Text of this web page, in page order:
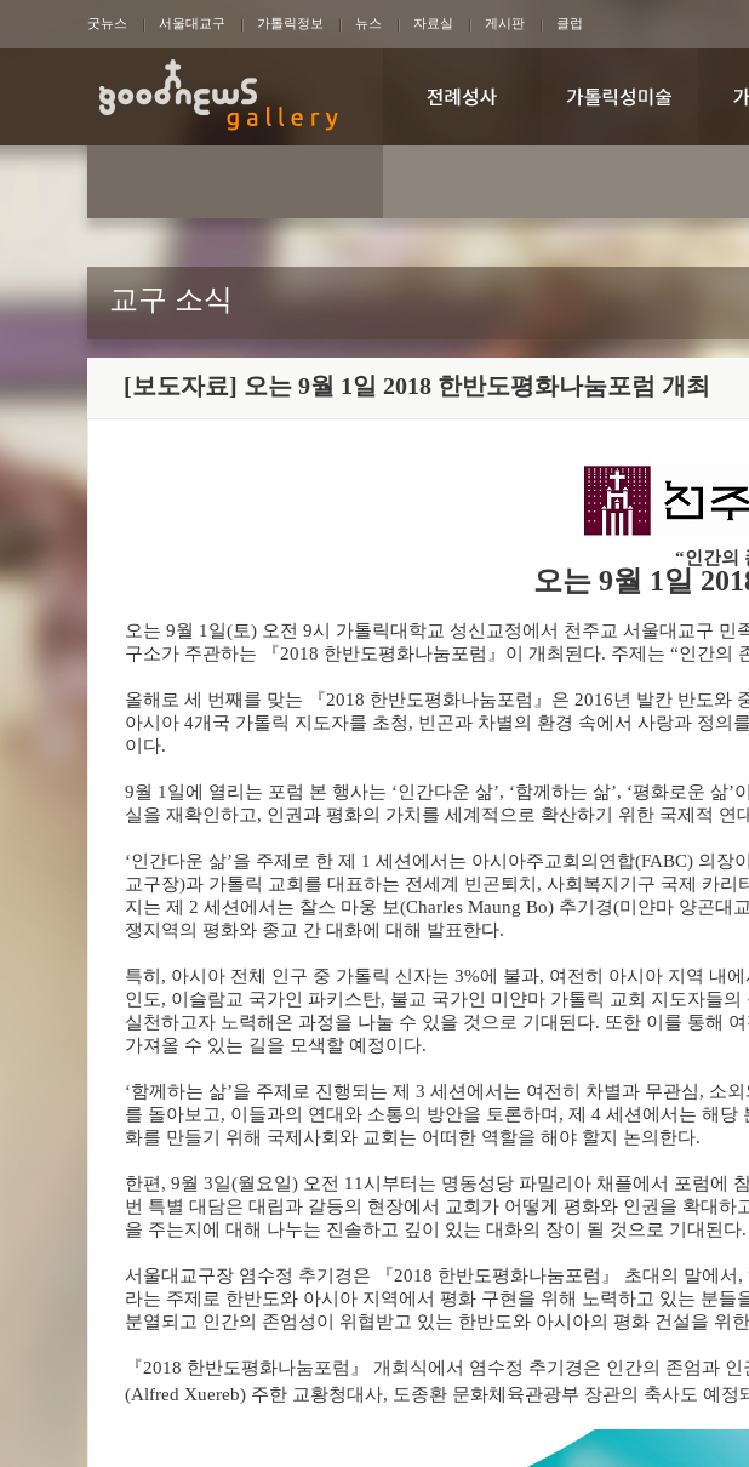
굿뉴스 서울대교구 가톨릭정보 뉴스 자료실 게시판 클럽
교구 소식
[보도자료] 오는 9월 1일 2018 한반도평화나눔포럼 개최
“인간의
오는 9월 1일
오는 9월 1 일(토) 오전 9시 가톨릭대학교 성신교정에서 천주교 서울대교구 민
구소가 주관하는
『2018 한반도평화나눔포럼 』 이 개최된다. 주제는 “인간의
올해로 세 번째를 맞는 『2018 한반도평화나눔포럼 』 은 2016년 발칸 반도와
아시아 4개국 가톨릭 지도자를 초청, 빈곤과 차별의 환경 속에서 사랑과 정의
이다.
9월 1 일에 열리는 포럼 본 행사는 ‘인간다운 삶’, ‘함께하는 삶’, ‘평화로운 삶’
실을 재확인하고, 인권과 평화의 가치를 세계적으로 확산하기 위한 국제적 연
‘인간다운 삶’을 주제로 한 제 1 세션에서는 아시아주교회의연합(FABC) 의장
교구장)과 가톨릭 교회를 대표하는 전세계 빈곤퇴치 , 사회복지기구 국제 카리
지는 제 2 세션에서는 찰스 마웅 보(Charles Maung Bo) 추기경(미얀마 양곤대
쟁지역의 평화와 종교 간 대화에 대해 발표한다.
특히 , 아시아 전체 인구 중 가톨릭 신자는 3%에 불과, 여전히 아시아 지역 내
인도, 이슬람교 국가인 파키스탄, 불교 국가인 미얀마 가톨릭 교회 지도자들의
실천하고자 노력해온 과정을 나눌 수 있을 것으로 기대된다. 또한 이를 통해
가져올 수 있는 길을 모색할 예정이다.
‘함께하는 삶’을 주제로 진행되는 제 3 세션에서는 여전히 차별과 무관심, 소
를 돌아보고, 이들과의 연대와 소통의 방안을 토론하며 , 제 4 세션에서는 해당
화를 만들기 위해 국제사회와 교회는 어떠한 역할을 해야 할지 논의한다.
한편 , 9월 3일(월요일) 오전 11시부터는 명동성당 파밀리아 채플에서 포럼에
번 특별 대담은 대립과 갈등의 현장에서 교회가 어떻게 평화와 인권을 확대하
을 주는지에 대해 나누는 진솔하고 깊이 있는 대화의 장이 될 것으로 기대된다.
서울대교구장 염수정 추기경은 『2018 한반도평화나눔포럼 』 초대의 말에서 ,
라는 주제로 한반도와 아시아 지역에서 평화 구현을 위해 노력하고 있는 분들
분열되고 인간의 존엄성이 위협받고 있는 한반도와 아시아의 평화 건설을 위
『2018 한반도평화나눔포럼 』 개회식에서 염수정 추기경은 인간의 존엄과
(Alfred Xuereb) 주한 교황청대사, 도종환 문화체육관광부 장관의 축사도 예정